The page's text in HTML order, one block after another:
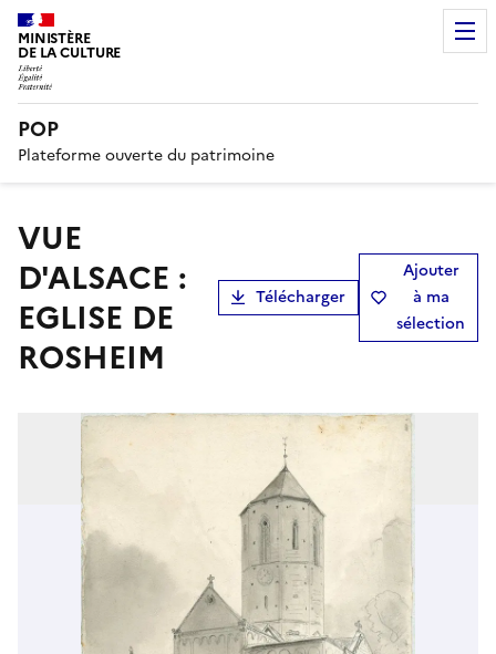
MINISTÈRE
DE LA CULTURE
POP
Plateforme ouverte du patrimoine
VUE
D'ALSACE :
EGLISE DE
ROSHEIM
Télécharger
Ajouter
à ma
sélection